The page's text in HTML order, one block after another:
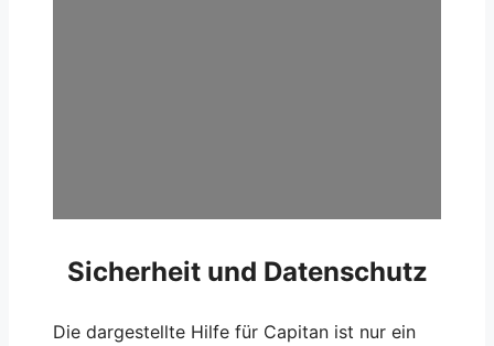
Sicherheit und Datenschutz
Die dargestellte Hilfe für Capitan ist nur ein